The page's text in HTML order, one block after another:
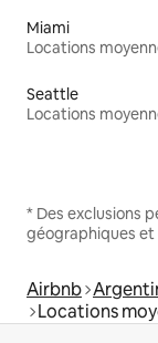
Miami
Seattle
* Des exclusions
géographiques
Airbnb
Locations